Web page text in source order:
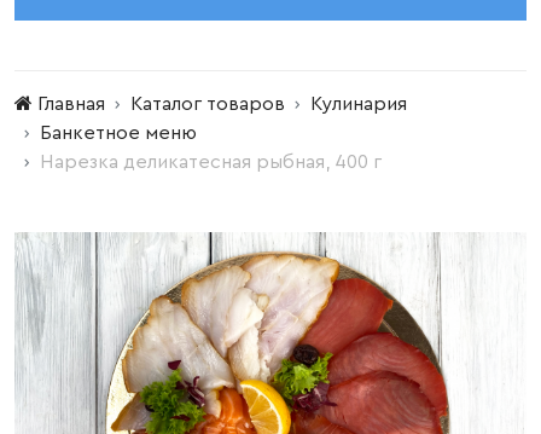
Главная Каталог товаров
Кулинария
Банкетное меню
Нарезка деликатесная рыбная, 400 г